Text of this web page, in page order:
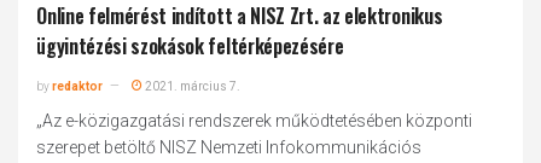
Online felmérést indított a NISZ Zrt. az elektronikus
ügyintézési szokások feltérképezésére
byredaktor 2021. március 7.
„Az e-közigazgatási rendszerek működtetésében központi
szerepet betöltő NISZ Nemzeti Infokommunikációs